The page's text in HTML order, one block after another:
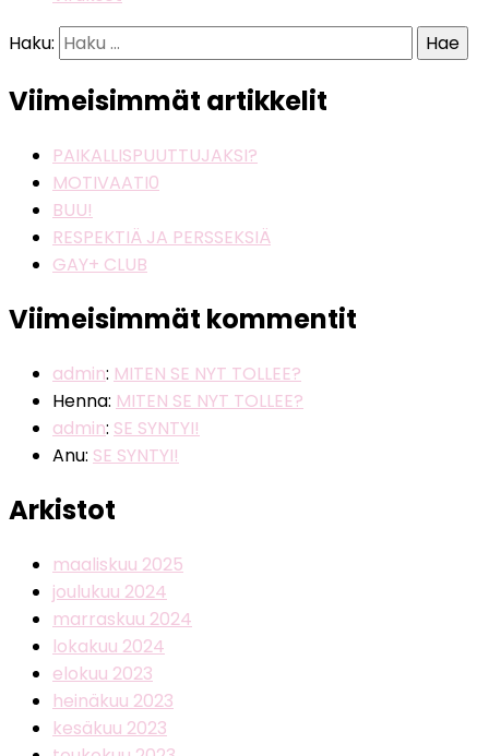
Haku:
Viimeisimmät artikkelit
PAIKALLISPUUTTUJAKSI?
MOTIVAATI0
BUU!
RESPEKTIÄ JA PERSSEKSIÄ
GAY+ CLUB
Viimeisimmät kommentit
admin: MITEN SE NYT TOLLEE?
Henna: MITEN SE NYT TOLLEE?
admin: SE SYNTYI!
Anu: SE SYNTYI!
Arkistot
maaliskuu 2025
joulukuu 2024
marraskuu 2024
lokakuu 2024
elokuu 2023
heinäkuu 2023
kesäkuu 2023